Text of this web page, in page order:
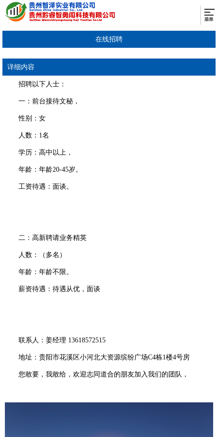
在线招聘
详细内容
招聘以下人士：
一：前台接待文秘，
性别：女
人数：1名
学历：高中以上，
年龄：年龄20-45岁。
工资待遇：面谈。
二：高新聘请业务精英
人数：（多名）
年龄：年龄不限。
薪资待遇：待遇从优，面谈
联系人：姜经理 13618572515
地址：贵阳市花溪区小河北大资源缤纷广场C4栋1楼4号房
您敢要，我敢给，欢迎志同道合的朋友加入我们的团队，